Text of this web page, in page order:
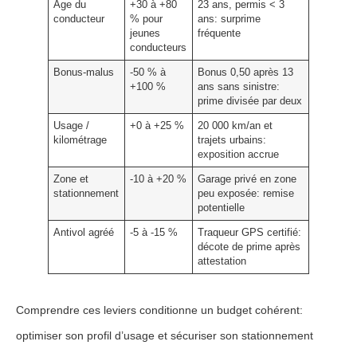
Âge du
conducteur
+30 à +80
% pour
jeunes
conducteurs
23 ans, permis < 3
ans: surprime
fréquente
Bonus-malus
-50 % à
+100 %
Bonus 0,50 après 13
ans sans sinistre:
prime divisée par deux
Usage /
kilométrage
+0 à +25 %
20 000 km/an et
trajets urbains:
exposition accrue
Zone et
stationnement
-10 à +20 %
Garage privé en zone
peu exposée: remise
potentielle
Antivol agréé -5 à -15 %
Traqueur GPS certifié:
décote de prime après
attestation
Comprendre ces leviers conditionne un budget cohérent:
optimiser son profil d’usage et sécuriser son stationnement